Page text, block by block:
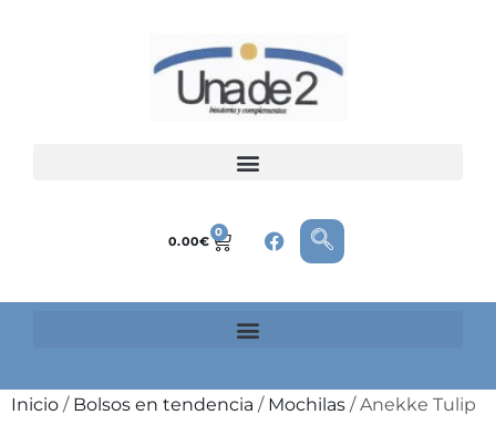
0.00€
0
Inicio / Bolsos en tendencia / Mochilas / Anekke Tulip